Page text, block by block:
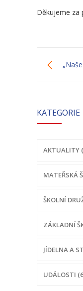
-- Aktuality
-- Seznam
O nás
-- Úřední
Děkujeme za
KATEGORIE
AKTUALITY
MATEŘSKÁ
ŠKOLNÍ
ZÁKLADNÍ
JÍDELNA A
UDÁLOSTI